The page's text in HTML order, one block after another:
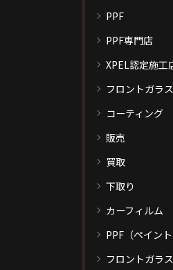
PPF
PPF専門店
XPEL認定施工
フロントガラ
コーティング
販売
買取
下取り
カーフィルム
PPF（ペイント
フロントガラ